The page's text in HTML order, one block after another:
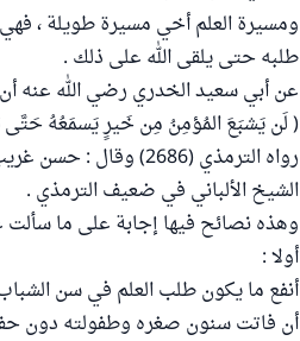
ومسيرة العلم أخي مسيرة طويلة ،
طلبه حتى يلقى الله على ذلك .
عن أبي سعيد الخدري رضي الله عنه
( لَن يَشبَعَ المُؤمِنُ مِن خَيرٍ يَسمَعُهُ حَتَّى
الشيخ الألباني في ضعيف الترمذي .
وهذه نصائح فيها إجابة على ما سألت
أولا :
أنفع ما يكون طلب العلم في سن
أن فاتت سنون صغره وطفولته دون